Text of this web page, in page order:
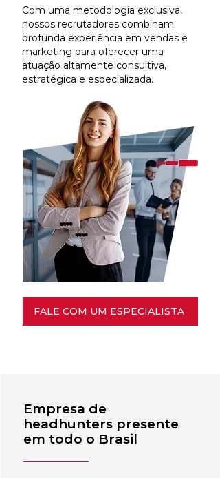
Com uma metodologia exclusiva,
nossos recrutadores combinam
profunda experiência em vendas e
marketing para oferecer uma
atuação altamente consultiva,
estratégica e especializada.
FALE COM UM ESPECIALISTA
Empresa de
headhunters presente
em todo o Brasil